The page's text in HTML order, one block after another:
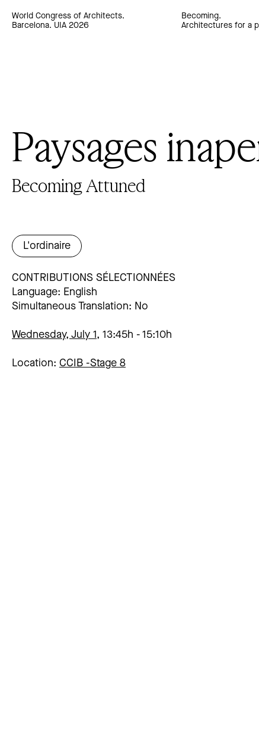
World Congress of Architects.
Barcelona. UIA 2026
Becoming.
Architectures for a
Paysages
Becoming Attuned
L'ordinaire
CONTRIBUTIONS SÉLECTIONNÉES
Language: English
Simultaneous Translation: No
Wednesday, July 1, 13:45h 15:10h
Location: CCIB -Stage 8